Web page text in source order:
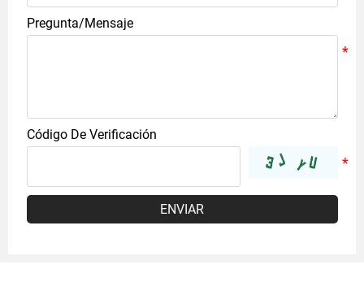
Pregunta/Mensaje
Código De Verificación
ENVIAR